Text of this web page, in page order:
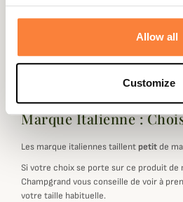
Allow all
Customize
Ce rouleau R2187 est
Marque Italienne :
Les marque italiennes taillentpetitde
Si votre choix se porte sur ce produit de
Champgrand vous conseille de voir à
votre taille habituelle.